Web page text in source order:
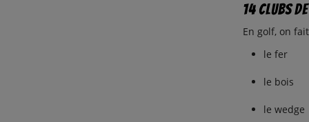
14 clubs
En golf, on
le fer
le bois
le wedge